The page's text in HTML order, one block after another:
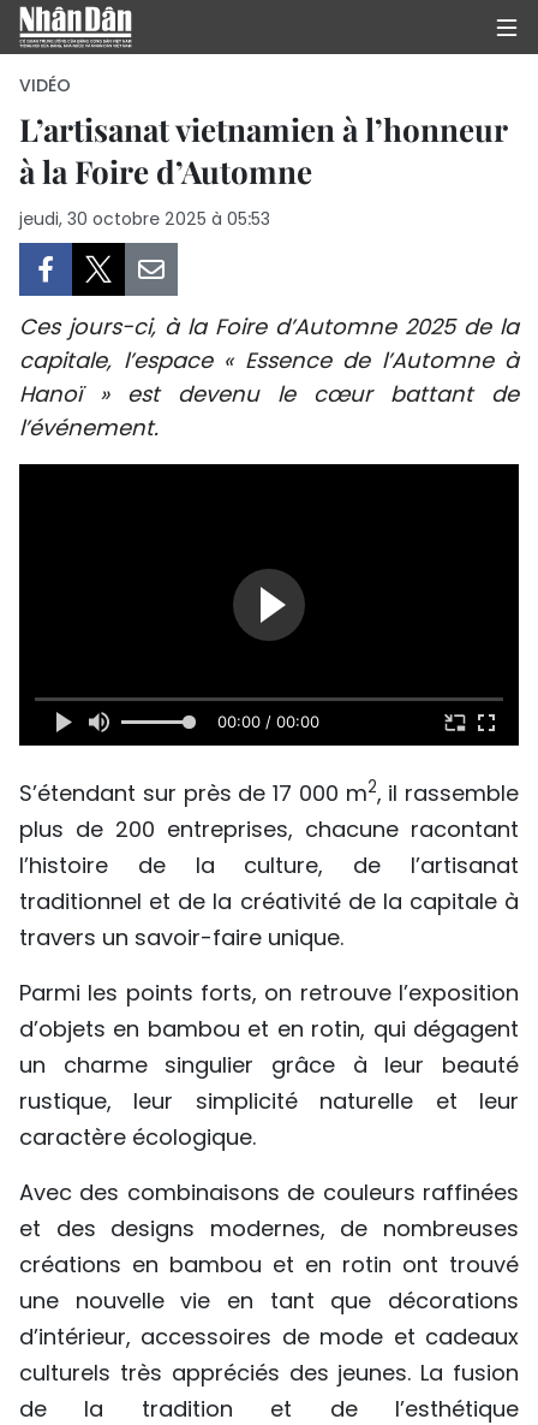
PAGE D'ACCUEIL
POLITIQUE
SOCIÉTÉ
CULTURE
SPORT
FRANCOPHONIE
INTERNATIONAL
MÉGASTORIE
INFOGRAPHIE
PHOTO
À PROPOS DU "PEUPLE"
TIẾNG VIỆT
中文
РУССКИЙ
ESPAÑOL
VIDÉO
L’artisanat vietnamien à l’honneur
à la Foire d’Automne
jeudi, 30 octobre 2025 à 05:53
Ces jours-ci, à la Foire d’Automne 2025 de la
capitale, l’espace « Essence de l’Automne à
Hanoï » est devenu le cœur battant de
l’événement.
00:00 / 00:00
S’étendant sur près de 17 000 m2, il rassemble
plus de 200 entreprises, chacune racontant
l’histoire de la culture, de l’artisanat
traditionnel et de la créativité de la capitale à
travers un savoir-faire unique.
Parmi les points forts, on retrouve l’exposition
d’objets en bambou et en rotin, qui dégagent
un charme singulier grâce à leur beauté
rustique, leur simplicité naturelle et leur
caractère écologique.
Avec des combinaisons de couleurs raffinées
et des designs modernes, de nombreuses
créations en bambou et en rotin ont trouvé
une nouvelle vie en tant que décorations
d’intérieur, accessoires de mode et cadeaux
culturels très appréciés des jeunes. La fusion
de la tradition et de l’esthétique